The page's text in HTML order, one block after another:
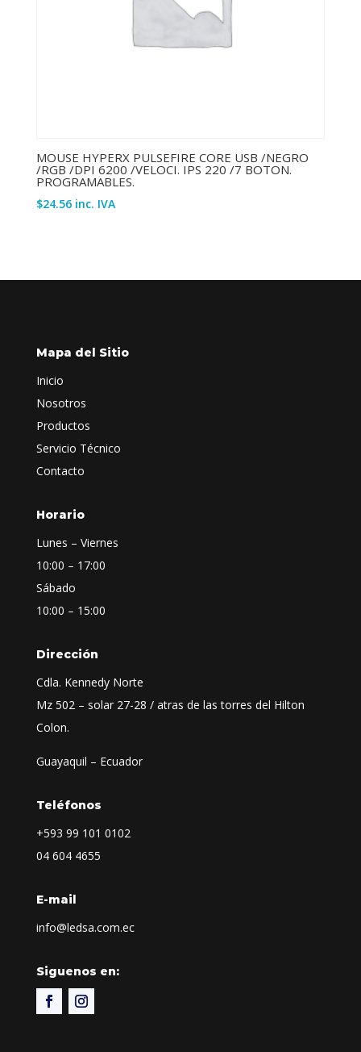
MOUSE HYPERX PULSEFIRE CORE USB /NEGRO
/RGB /DPI 6200 /VELOCI. IPS 220 /7 BOTON.
PROGRAMABLES.
$24.56 inc. IVA
Mapa del Sitio
Inicio
Nosotros
Productos
Servicio Técnico
Contacto
Horario
Lunes – Viernes
10:00 – 17:00
Sábado
10:00 – 15:00
Dirección
Cdla. Kennedy Norte
Mz 502 – solar 27-28 / atras de las torres del Hilton
Colon.
Guayaquil – Ecuador
Teléfonos
+593 99 101 0102
04 604 4655
E-mail
info@ledsa.com.ec
Siguenos en: